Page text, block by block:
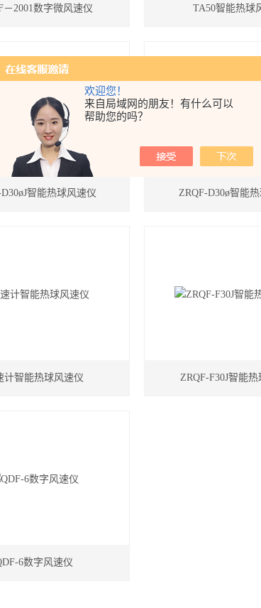
欢迎您！
来自局域网的朋友！有什么可以
帮助您的吗？
－2001数字微风速仪 TA50智能热球
智能热球风速仪 ZRQF-D30ø智能
计智能热球风速仪 ZRQF-F30J智能
6数字风速仪